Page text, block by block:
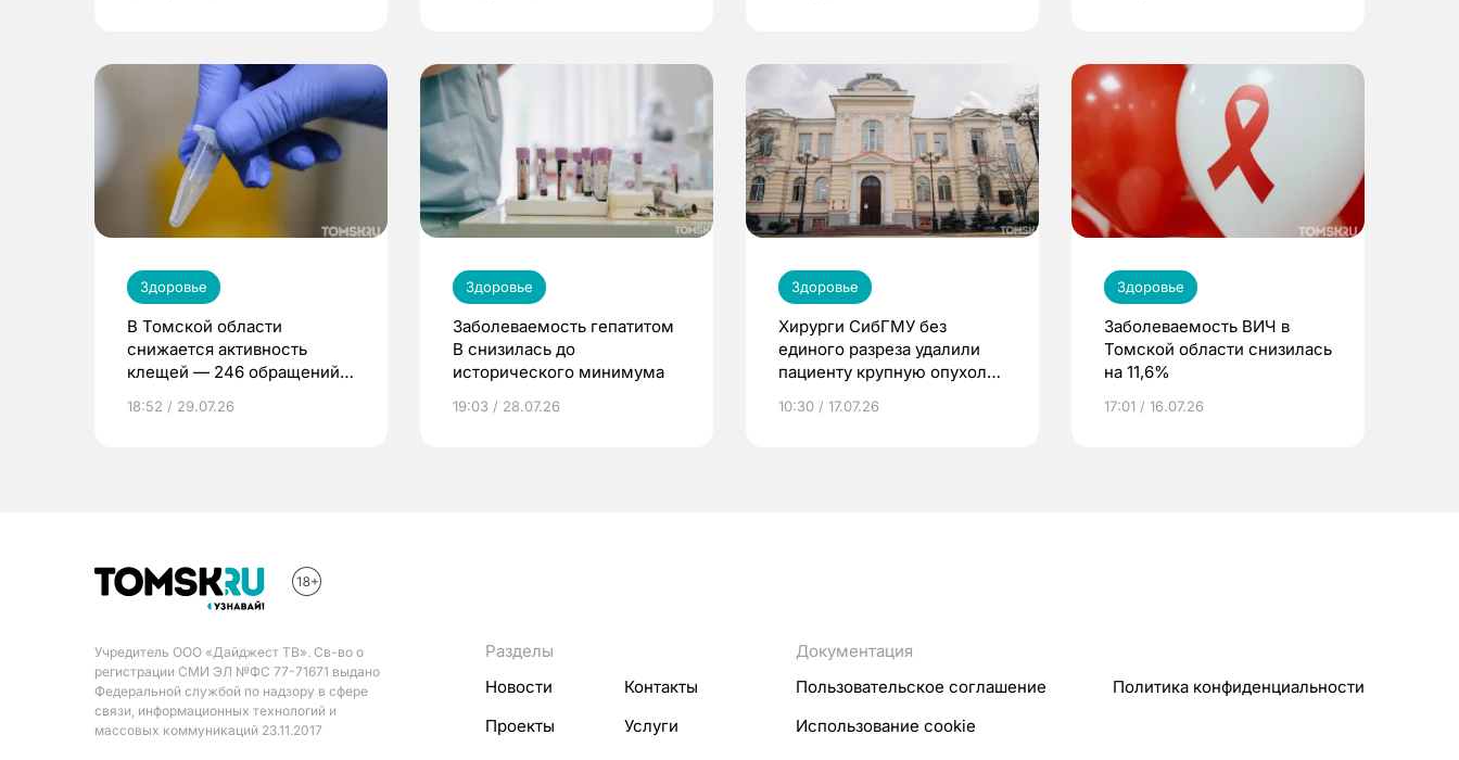
Здоровье
В Томской области
снижается активность
клещей — 246 обращений
18:52 / 29.07.26
Здоровье
Заболеваемость гепатитом
В снизилась до
исторического минимума
19:03 / 28.07.26
Здоровье
Хирурги СибГМУ без
единого разреза удалили
пациенту крупную опухоль
10:30 / 17.07.26
Здоровье
Заболеваемость ВИЧ в
Томской области снизилась
на 11,6%
17:01 / 16.07.26
Учредитель ООО «Дайджест ТВ». Св-во о
регистрации СМИ ЭЛ №ФС 77-71671 выдано
Федеральной службой по надзору в сфере
связи, информационных технологий и
массовых коммуникаций 23.11.2017
Разделы
Новости
Контакты
Проекты
Услуги
Документация
Пользовательское соглашение
Политика конфиденциальности
Использование cookie